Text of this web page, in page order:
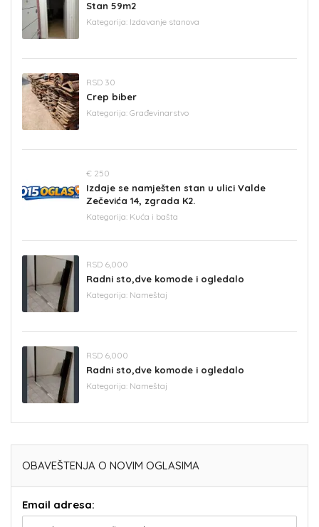
Stan 59m2
Kategorija: Izdavanje stanova
RSD 30
Crep biber
Kategorija: Građevinarstvo
€ 250
Izdaje se namješten stan u ulici Valde
Zečevića 14, zgrada K2.
Kategorija: Kuća i bašta
RSD 6,000
Radni sto,dve komode i ogledalo
Kategorija: Nameštaj
RSD 6,000
Radni sto,dve komode i ogledalo
Kategorija: Nameštaj
OBAVEŠTENJA O NOVIM OGLASIMA
Email adresa: